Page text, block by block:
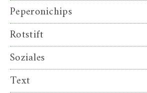
Peperonichips
Rotstift
Soziales
Text